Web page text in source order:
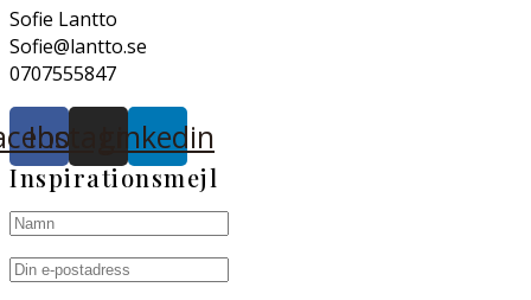
Sofie Lantto
Sofie@lantto.se
0707555847
InstagramLinkedin
Inspirationsmejl